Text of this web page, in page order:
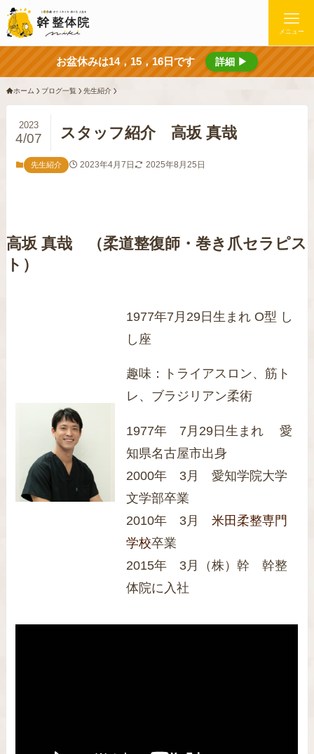
メニュー
お盆休みは14，15，16日です 詳細 ▶
ホーム ブログ一覧 先生紹介
スタッフ紹介 高坂 真哉
2023
4/07
先生紹介 2023年4月7日 2025年8月25日
高坂 真哉 （柔道整復師・巻き爪セラピス
ト）
1977年7月29日生まれ O型 し
し座
趣味：トライアスロン、筋ト
レ、ブラジリアン柔術
1977年 7月29日生まれ 愛
知県名古屋市出身
2000年 3月 愛知学院大学
文学部卒業
2010年 3月 米田柔整専門
学校卒業
2015年 3月（株）幹 幹整
体院に入社